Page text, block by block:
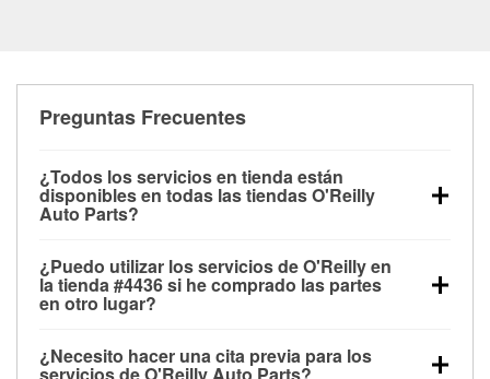
Preguntas Frecuentes
¿Todos los servicios en tienda están
disponibles en todas las tiendas O'Reilly
Auto Parts?
las pruebas de batería, pruebas de alternador y
motor de arranque, revisión de la luz “Check Engine”
con O'Reilly VeriScan® e instalación de
limpiaparabrisas o bombillas, están disponibles en
todas las tiendas O'Reilly Auto Parts. La tienda
¿Puedo utilizar los servicios de O'Reilly en
la tienda #4436 si he comprado las partes
en otro lugar?
de O'Reilly Auto Parts que estén disponibles en la
¿Necesito hacer una cita previa para los